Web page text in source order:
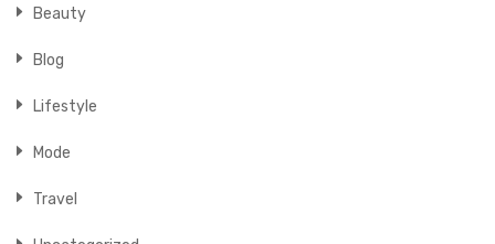
Beauty
Blog
Lifestyle
Mode
Travel